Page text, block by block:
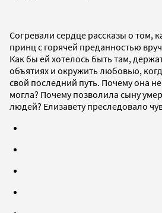
Согревали сердце рассказы о том,
принц с горячей преданностью
Как бы ей хотелось быть там,
объятиях и окружить любовью,
свой последний путь. Почему она
могла? Почему позволила сыну
людей? Елизавету преследовало